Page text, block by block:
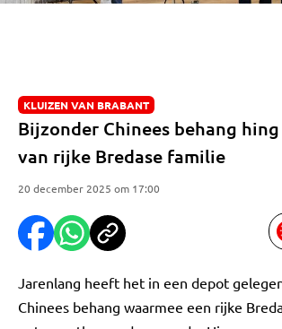
KLUIZEN VAN BRABANT
Bijzonder Chinees behang
van rijke Bredase familie
20 december 2025 om 17:00
Jarenlang heeft het in een depot
Chinees behang waarmee een rijke